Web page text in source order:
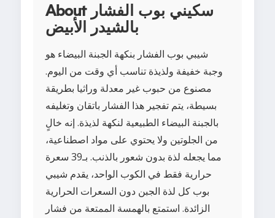
About سكيني بوب الفشار
بالشيدر الأبيض
شيبي بوب الفشار بنكهة الجبنة البيضاء هو
وجبة خفيفة ولذيذة تناسب أي وقت من اليوم.
مصنوع من حبوب غير معدلة وراثيا بطريقة
بسيطة، يتم تفجير هذا الفشار باتقان وتغليفه
بالجبنة البيضاء الطبيعية لنكهة لذيذة. إنه خالٍ
من الجلوتين ولا يحتوي على مواد اصطناعية،
مما يجعله لذة بدون شعور بالذنب. بـ39 سعرة
حرارية فقط في الكوب الواحد، يقدم شيبي
بوب كل لذة الجبن دون السعرات الحرارية
الزائدة. استمتع بالهمسة الممتعة من فشار